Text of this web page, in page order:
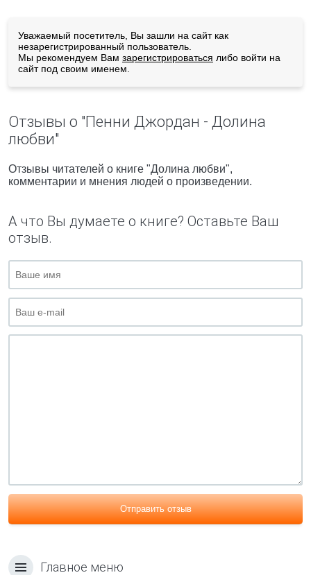
Уважаемый посетитель, Вы зашли на сайт как
незарегистрированный пользователь.
Мы рекомендуем Вам зарегистрироваться либо войти на
сайт под своим именем.
Отзывы о "Пенни Джордан - Долина
любви"
Отзывы читателей о книге "Долина любви",
комментарии и мнения людей о произведении.
А что Вы думаете о книге? Оставьте Ваш
отзыв.
Отправить отзыв
Главное меню